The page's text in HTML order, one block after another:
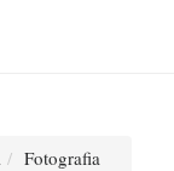
Fotografia